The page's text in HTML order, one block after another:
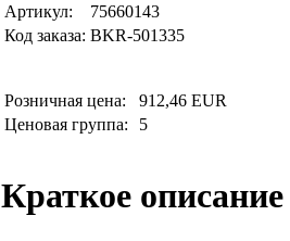
Артикул:
75660143
Код заказа: BKR-501335
Розничная цена:
912,46 EUR
Ценовая группа:
5
Краткое описание